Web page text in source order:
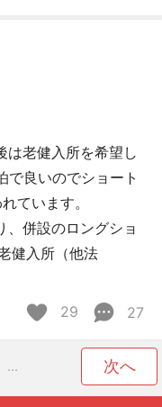
老健入所を希望し
で良いのでショート
ています。
併設のロングショ
健入所（他法
29 27
... 次へ